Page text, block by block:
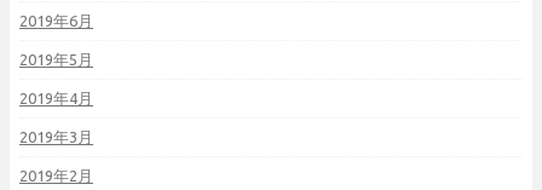
2019年6月
2019年5月
2019年4月
2019年3月
2019年2月